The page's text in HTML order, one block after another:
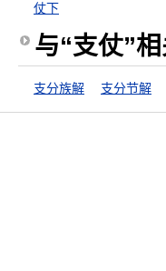
仗下
与“支仗”
支分族解 支分节解